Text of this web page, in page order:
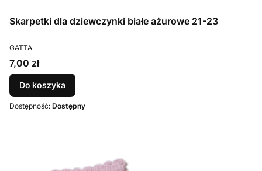
Skarpetki dla dziewczynki białe ażurowe 21-23
PRODUCENT
GATTA
Cena
7,00 zł
Do koszyka
Dostępność: Dostępny